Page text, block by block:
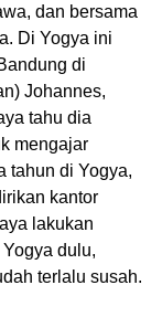
dan bersama
Di Yogya ini
di
Johannes,
tahu dia
mengajar
tahun di Yogya,
kantor
lakukan
dulu,
terlalu susah.